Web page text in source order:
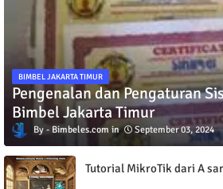
BIMBEL JAKARTA TIMUR
Pengenalan dan Pengaturan
Bimbel Jakarta Timur
Bimbeles.com September 03, 2024
Tutorial MikroTik dari A